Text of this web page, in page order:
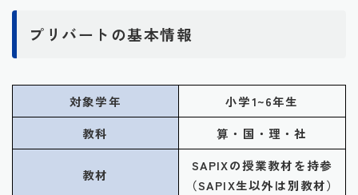
プリバートの基本情報
対象学年
小学1~6年生
教科
算・国・理・社
教材
SAPIXの授業教材を持参
（SAPIX生以外は別教材）